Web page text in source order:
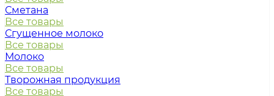
Сметана
Все товары
Сгущенное молоко
Все товары
Молоко
Все товары
Творожная продукция
Все товары